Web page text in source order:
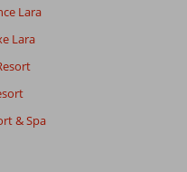
Lara
Lara
& Spa